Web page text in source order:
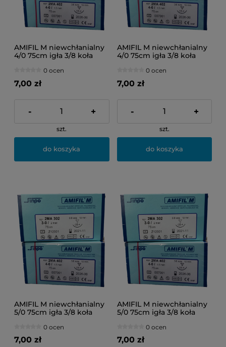
AMIFIL M niewchłanialny
4/0 75cm igła 3/8 koła
0 ocen
7,00 zł
- +
szt.
do koszyka
AMIFIL M niewchłanialny
4/0 75cm igła 3/8 koła
0 ocen
7,00 zł
- +
szt.
do koszyka
AMIFIL M niewchłanialny
5/0 75cm igła 3/8 koła
0 ocen
7,00 zł
AMIFIL M niewchłanialny
5/0 75cm igła 3/8 koła
0 ocen
7,00 zł